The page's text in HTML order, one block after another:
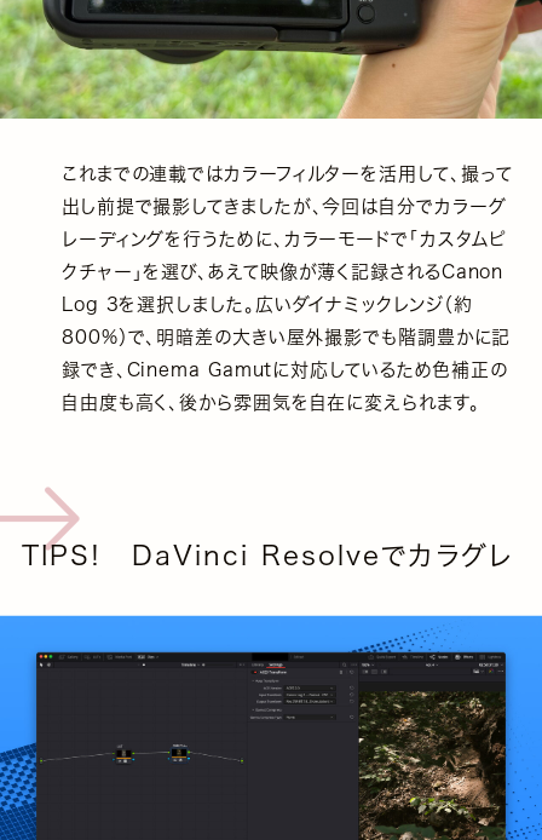
これまでの連載ではカラーフィルターを活用して、撮って
出し前提で撮影してきましたが、今回は自分でカラーグ
レーディングを行うために、カラーモードで「カスタムピ
クチャー」を選び、あえて映像が薄く記録されるCanon
Log 3を選択しました。広いダイナミックレンジ（約
800%）で、明暗差の大きい屋外撮影でも階調豊かに記
録でき、Cinema Gamutに対応しているため色補正の
自由度も高く、後から雰囲気を自在に変えられます。
TIPS! DaVinci Resolveでカラグレ